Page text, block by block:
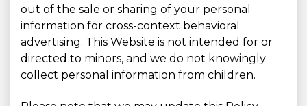
out of the sale or sharing of your personal
information for cross-context behavioral
advertising. This Website is not intended for or
directed to minors, and we do not knowingly
collect personal information from children.